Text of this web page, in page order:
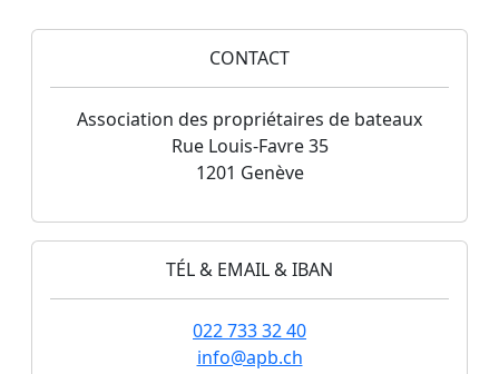
CONTACT
Association des propriétaires de bateaux
Rue Louis-Favre 35
1201 Genève
TÉL & EMAIL & IBAN
022 733 32 40
info@apb.ch